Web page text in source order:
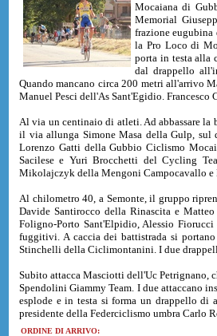
Mocaiana di
Memorial
frazione
la Pro Loco di
porta in testa alla
dal drappello
Quando mancano circa 200 metri all'arrivo
Manuel Pesci dell'As Sant'Egidio.
Al via un centinaio di atleti. Ad abbassare la
il via allunga Simone Masa della Gulp,
Lorenzo Gatti della Gubbio Ciclismo
Sacilese e Yuri Brocchetti del Cycling
Mikolajczyk della Mengoni Campocavallo e
Al chilometro 40, a Semonte, il gruppo
Davide Santirocco della Rinascita e
Foligno-Porto Sant'Elpidio, Alessio
fuggitivi. A caccia dei battistrada si
Stinchelli della Ciclimontanini. I due
Subito attacca Masciotti dell'Uc Petrignano,
Spendolini Giammy Team. I due attaccano
esplode e in testa si forma un drappello
presidente della Federciclismo umbra Carlo
ORDINE DI ARRIVO: